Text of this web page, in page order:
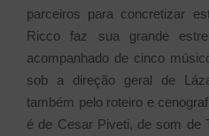
parceiros para concretizar
Ricco faz sua grande
acompanhado de cinco
sob a direção geral de
também pelo roteiro e
é de Cesar Piveti, de som de